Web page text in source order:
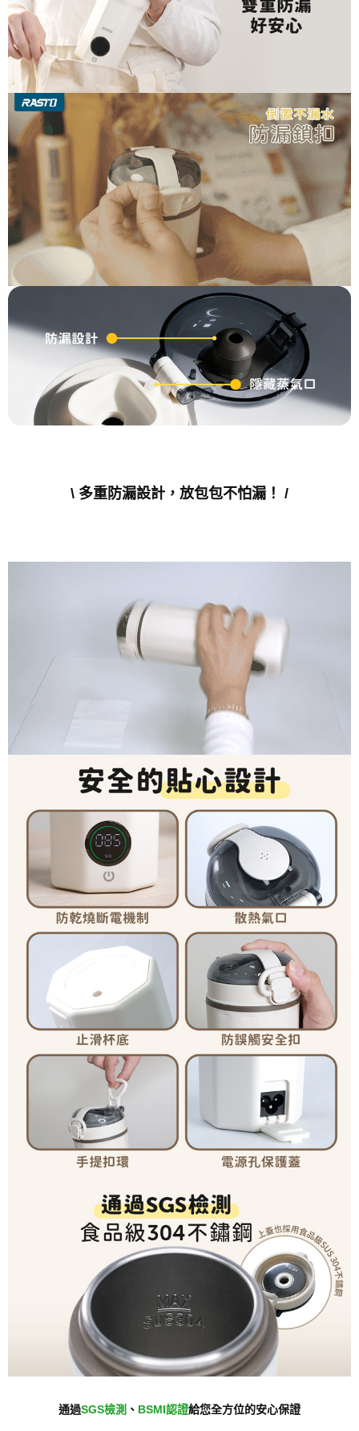
\ 多重防漏設計，放包包不怕漏！ /
通過SGS檢測 、 BSMI認證給您全方位的安心保證